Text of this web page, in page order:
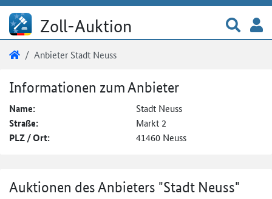
Direkt zum InhaltZoll-Auktion Zur
Zoll-Auktion
Anbieter Stadt Neuss
Anbieter Stadt Neuss
Informationen zum Anbieter
Name: Stadt Neuss
Straße: Markt 2
PLZ / Ort: 41460 Neuss
Auktionen des Anbieters "Stadt Neuss"